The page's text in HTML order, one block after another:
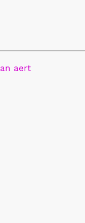
aert